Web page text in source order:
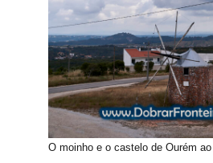
O moinho e o castelo de Ourém